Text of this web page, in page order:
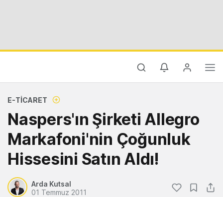
E-TICARET
Naspers'ın Şirketi Allegro
Markafoni'nin Çoğunluk
Hissesini Satın Aldı!
Arda Kutsal
01 Temmuz 2011